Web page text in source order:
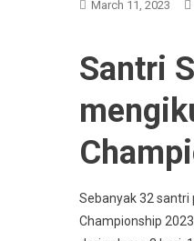
March 11, 2023
Santri
Sebanyak 32 santri
Championship